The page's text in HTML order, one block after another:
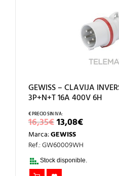
GEWISS – CLAVIJA
3P+N+T 16A 400V 6H
16,35€EL
PRECIO
ORIGINAL
ERA:
16,35€.
13,08€EL
PRECIO
ES:
Marca:GEWISS
Ref.: GW60009WH
Stock disponible.